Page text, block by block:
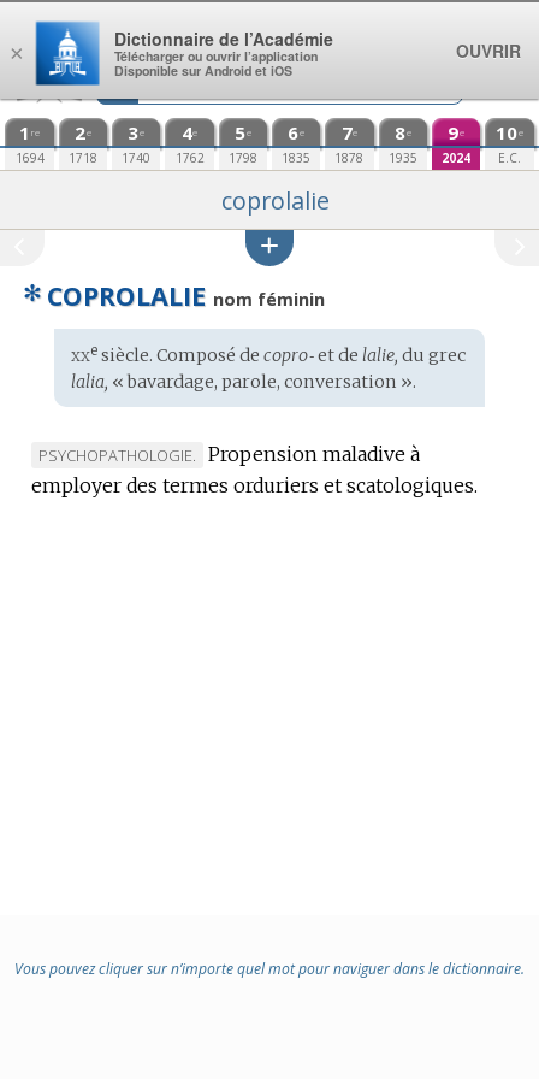
Aller au contenu
1 re
1694
2e
1718
3e
1740
4e
1762
5e
1798
6e
1835
7e
1878
8e
1935
9e
2024
10e
E.C.
coprolalie
✻ COPROLALIE nom féminin
Étymologie
:
xxesiècle. Composé de copro‑et de lalie, du grec
lalia, « bavardage, parole, conversation ».
MARQUE
DE
PSYCHOPATHOLOGIE.
Propension maladive à
employer des termes orduriers et scatologiques.
Vous pouvez cliquer sur n’importe quel mot pour naviguer dans le dictionnaire.
×
Dictionnaire de l’Académie
Télécharger ou ouvrir l’application
Disponible sur Android et iOS
OUVRIR